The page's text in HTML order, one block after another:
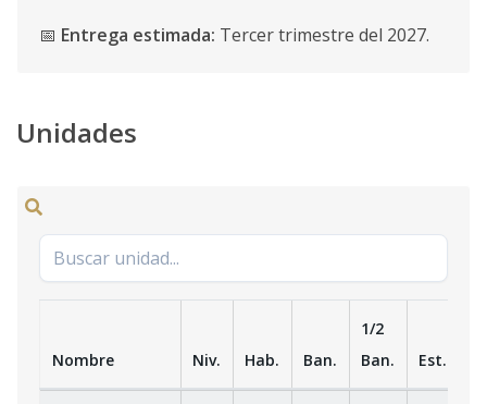
📅 Entrega estimada: Tercer trimestre del 2027.
Unidades
Nombre Niv. Hab. Ban.
1/2
Ban.
Est.